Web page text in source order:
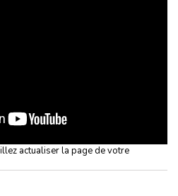
actualiser la page de votre